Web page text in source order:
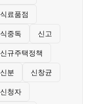
식료품점
식중독 신고
신규주택정책
신분 신창균
신청자